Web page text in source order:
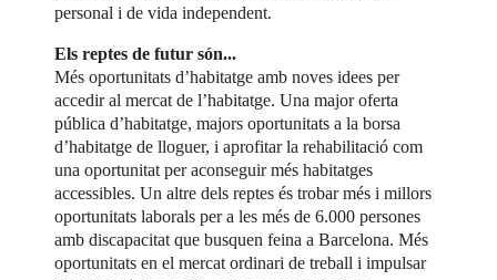
personal i de vida independent.
Els reptes de futur són...
Més oportunitats d’habitatge amb noves idees per
accedir al mercat de l’habitatge. Una major oferta
pública d’habitatge, majors oportunitats a la borsa
d’habitatge de lloguer, i aprofitar la rehabilitació com
una oportunitat per aconseguir més habitatges
accessibles. Un altre dels reptes és trobar més i millors
oportunitats laborals per a les més de 6.000 persones
amb discapacitat que busquen feina a Barcelona. Més
oportunitats en el mercat ordinari de treball i impulsar